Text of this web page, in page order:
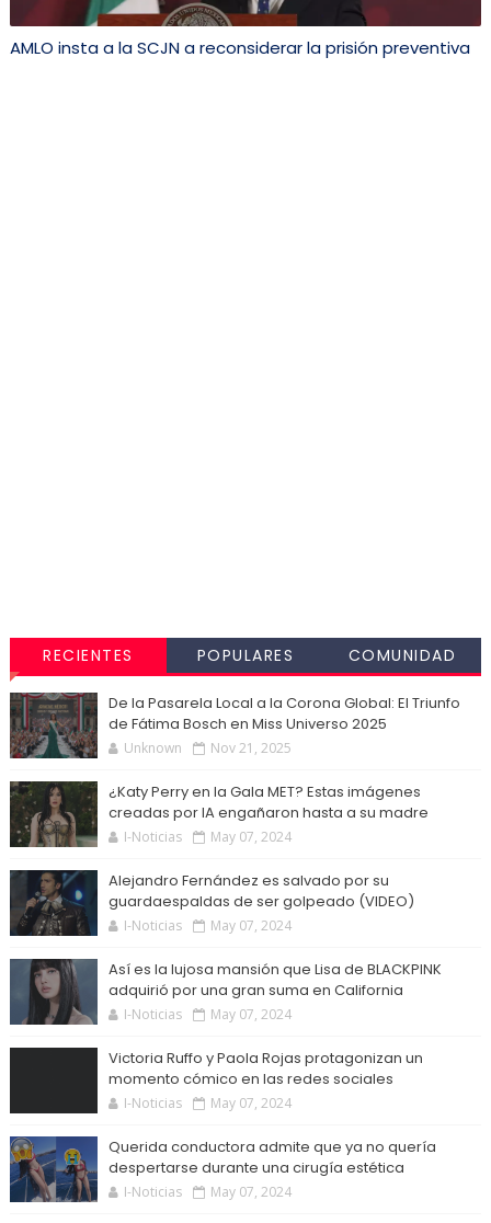
AMLO insta a la SCJN a reconsiderar la prisión preventiva
RECIENTES POPULARES COMUNIDAD
De la Pasarela Local a la Corona Global: El Triunfo
de Fátima Bosch en Miss Universo 2025
Unknown Nov 21, 2025
¿Katy Perry en la Gala MET? Estas imágenes
creadas por IA engañaron hasta a su madre
I-Noticias May 07, 2024
Alejandro Fernández es salvado por su
guardaespaldas de ser golpeado (VIDEO)
I-Noticias May 07, 2024
Así es la lujosa mansión que Lisa de BLACKPINK
adquirió por una gran suma en California
I-Noticias May 07, 2024
Victoria Ruffo y Paola Rojas protagonizan un
momento cómico en las redes sociales
I-Noticias May 07, 2024
Querida conductora admite que ya no quería
despertarse durante una cirugía estética
I-Noticias May 07, 2024